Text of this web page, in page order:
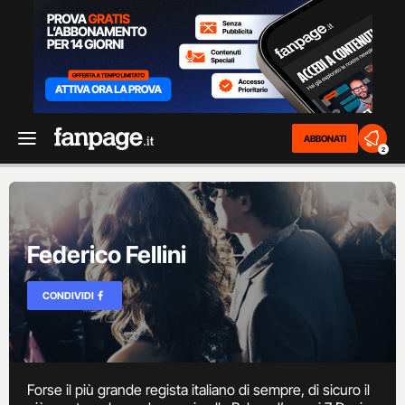
ABBONATI
2
Federico Fellini
CONDIVIDI
Forse il più grande regista italiano di sempre, di sicuro il